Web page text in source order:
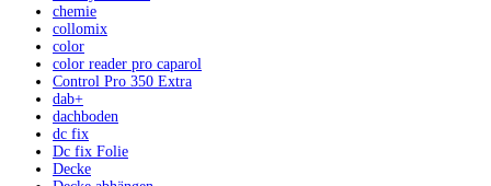
chemie
collomix
color
color reader pro caparol
Control Pro 350 Extra
dab+
dachboden
dc fix
Dc fix Folie
Decke